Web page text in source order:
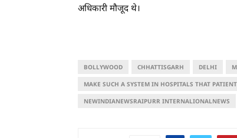
अधिकारी मौजूद थे।
BOLLYWOOD CHHATTISGARH DELHI
MAKE SUCH A SYSTEM IN HOSPITALS THAT
NEWINDIANEWSRAIPURR INTERNALIONALNEWS